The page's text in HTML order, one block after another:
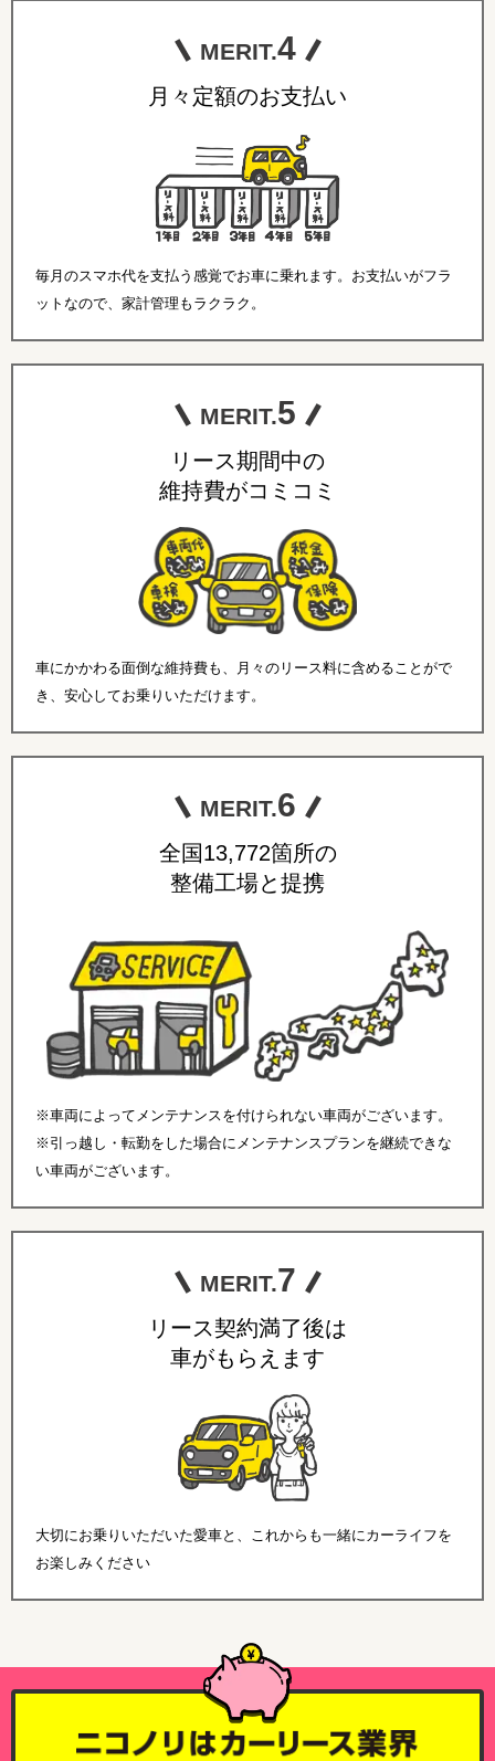
MERIT.4
月々定額のお支払い
毎月のスマホ代を支払う感覚でお車に乗れます。お支払いがフラ
ットなので、家計管理もラクラク。
MERIT.5
リース期間中の
維持費がコミコミ
車にかかわる面倒な維持費も、月々のリース料に含めることがで
き、安心してお乗りいただけます。
MERIT.6
全国13,772箇所の
整備工場と提携
※車両によってメンテナンスを付けられない車両がございます。
※引っ越し・転勤をした場合にメンテナンスプランを継続できな
い車両がございます。
MERIT.7
リース契約満了後は
車がもらえます
大切にお乗りいただいた愛車と、これからも一緒にカーライフを
お楽しみください